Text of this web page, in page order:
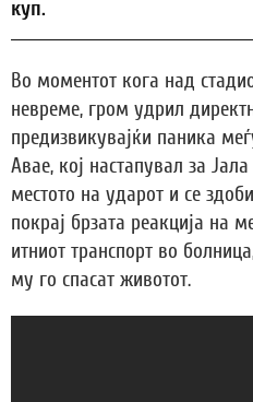
куп.
Во моментот кога над
невреме, гром удрил
предизвикувајќи паника
Авае, кој настапувал за
местото на ударот и се
покрај брзата реакција на
итниот транспорт во
му го спасат животот.